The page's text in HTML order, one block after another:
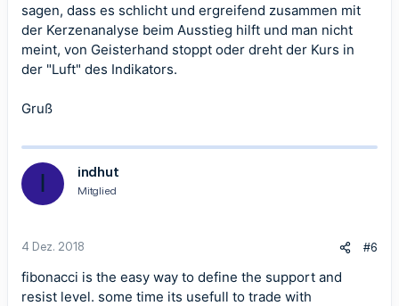
sagen, dass es schlicht und ergreifend zusammen mit
der Kerzenanalyse beim Ausstieg hilft und man nicht
meint, von Geisterhand stoppt oder dreht der Kurs in
der "Luft" des Indikators.
Gruß
I indhut
Mitglied
4 Dez. 2018 #6
fibonacci is the easy way to define the support and
resist level. some time its usefull to trade with